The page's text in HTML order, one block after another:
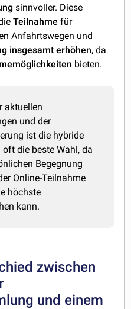
sinnvoller. Diese
Teilnahme für
Anfahrtswegen und
insgesamt erhöhen, da
bieten.
aktuellen
und der
ist die hybride
die beste Wahl, da
Begegnung
Online-Teilnahme
höchste
kann.
zwischen
und einem